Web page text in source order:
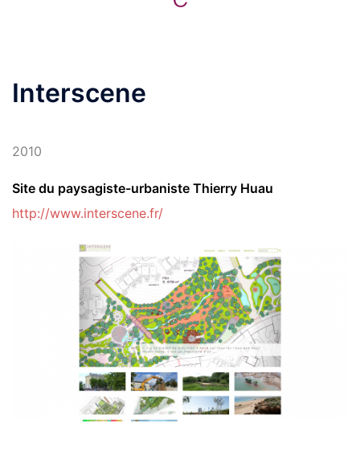
Interscene
2010
Site du paysagiste-urbaniste Thierry Huau
http://www.interscene.fr/